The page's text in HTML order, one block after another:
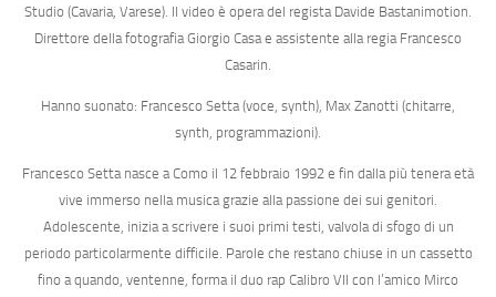
Studio (Cavaria, Varese). Il video è opera del regista Davide Bastanimotion.
Direttore della fotografiaGiorgio Casae assistente alla regia Francesco
Casarin.
Hanno suonato: Francesco Setta(voce, synth), Max Zanotti (chitarre,
synth, programmazioni).
Francesco Settanasce a Como il 12 febbraio 1992 e fin dalla più tenera età
vive immerso nella musica grazie alla passione dei sui genitori.
Adolescente, inizia a scrivere i suoi primi testi, valvola di sfogo di un
periodo particolarmente difficile. Parole che restano chiuse in un cassetto
fino a quando, ventenne, forma il duo rap Calibro VII con l’amico Mirco